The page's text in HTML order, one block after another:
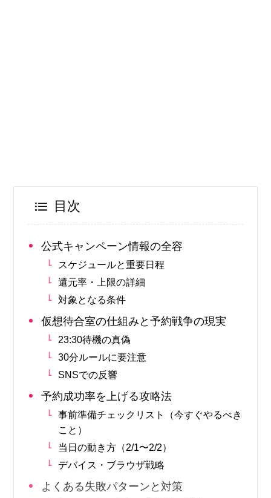
目次
公式キャンペーン情報の全容
スケジュールと重要日程
還元率・上限の詳細
対象となる条件
仮想待合室の仕組みと予約戦争の現実
23:30待機の真偽
30分ルールに要注意
SNSでの反響
予約成功率を上げる攻略法
事前準備チェックリスト（今すぐやるべき
こと）
当日の動き方（2/1〜2/2）
デバイス・ブラウザ戦略
よくある失敗パターンと対策